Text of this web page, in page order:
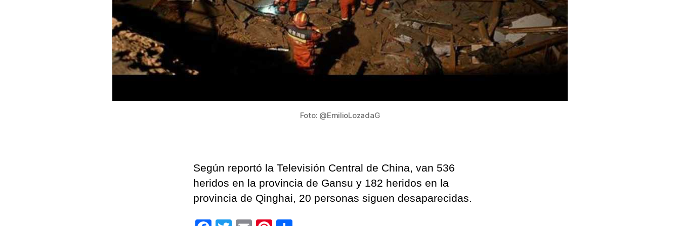
Foto: @EmilioLozadaG
Según reportó la Televisión Central de China, van 536
heridos en la provincia de Gansu y 182 heridos en la
provincia de Qinghai, 20 personas siguen desaparecidas.